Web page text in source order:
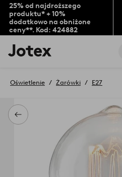
25% od najdroższego
produktu* + 10%
dodatkowo na obniżone
ceny**. Kod: 424882
Logo
Jotex
na
stronę
Powrót
Oświetlenie Żarówki E27